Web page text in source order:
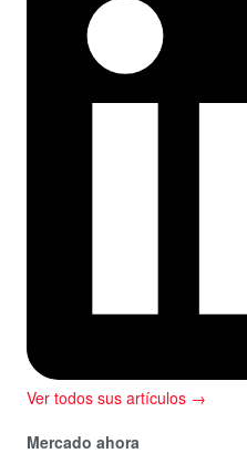
Ver todos sus artículos →
Mercado ahora